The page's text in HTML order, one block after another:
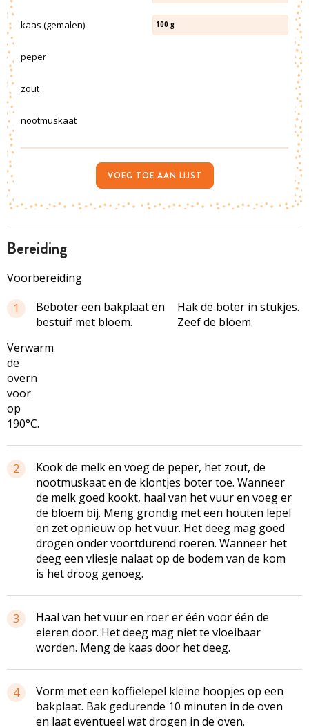
bereiding
Voorbereiding
1
Beboter een bakplaat en
bestuif met bloem.
Hak de boter in stukjes.
Zeef de bloem.
Verwarm
de
overn
voor
op
190°C.
2
Kook de melk en voeg de peper, het zout, de
nootmuskaat en de klontjes boter toe. Wanneer
de melk goed kookt, haal van het vuur en voeg er
de bloem bij. Meng grondig met een houten lepel
en zet opnieuw op het vuur. Het deeg mag goed
drogen onder voortdurend roeren. Wanneer het
deeg een vliesje nalaat op de bodem van de kom
is het droog genoeg.
3
Haal van het vuur en roer er één voor één de
eieren door. Het deeg mag niet te vloeibaar
worden. Meng de kaas door het deeg.
4
Vorm met een koffielepel kleine hoopjes op een
bakplaat. Bak gedurende 10 minuten in de oven
en laat eventueel wat drogen in de oven.
kaas (gemalen) 100 g
peper
zout
nootmuskaat
VOEG TOE AAN LIJST